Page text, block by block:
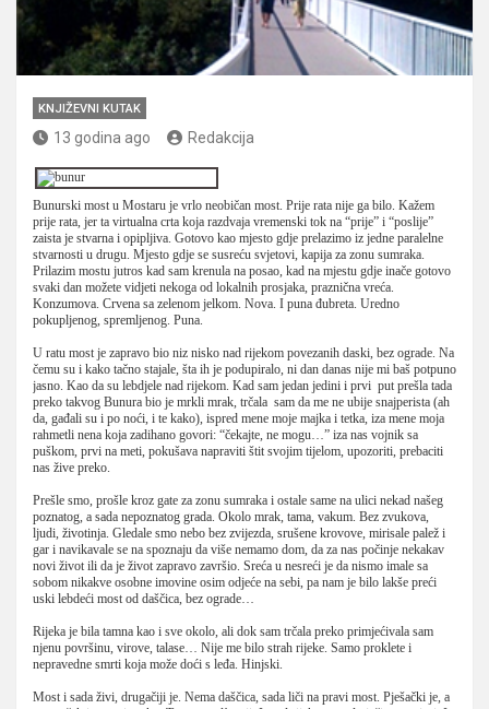
KNJIŽEVNI KUTAK
13 godina ago Redakcija
Bunurski most u Mostaru je vrlo neobičan most. Prije rata nije ga bilo. Kažem
prije rata, jer ta virtualna crta koja razdvaja vremenski tok na “prije” i “poslije”
zaista je stvarna i opipljiva. Gotovo kao mjesto gdje prelazimo iz jedne paralelne
stvarnosti u drugu. Mjesto gdje se susreću svjetovi, kapija za zonu sumraka.
Prilazim mostu jutros kad sam krenula na posao, kad na mjestu gdje inače gotovo
svaki dan možete vidjeti nekoga od lokalnih prosjaka, praznična vreća.
Konzumova. Crvena sa zelenom jelkom. Nova. I puna đubreta. Uredno
pokupljenog, spremljenog. Puna.
U ratu most je zapravo bio niz nisko nad rijekom povezanih daski, bez ograde. Na
čemu su i kako tačno stajale, šta ih je podupiralo, ni dan danas nije mi baš potpuno
jasno. Kao da su lebdjele nad rijekom. Kad sam jedan jedini i prvi put prešla tada
preko takvog Bunura bio je mrkli mrak, trčala sam da me ne ubije snajperista (ah
da, gađali su i po noći, i te kako), ispred mene moje majka i tetka, iza mene moja
rahmetli nena koja zadihano govori: “čekajte, ne mogu…” iza nas vojnik sa
puškom, prvi na meti, pokušava napraviti štit svojim tijelom, upozoriti, prebaciti
nas žive preko.
Prešle smo, prošle kroz gate za zonu sumraka i ostale same na ulici nekad našeg
poznatog, a sada nepoznatog grada. Okolo mrak, tama, vakum. Bez zvukova,
ljudi, životinja. Gledale smo nebo bez zvijezda, srušene krovove, mirisale palež i
gar i navikavale se na spoznaju da više nemamo dom, da za nas počinje nekakav
novi život ili da je život zapravo završio. Sreća u nesreći je da nismo imale sa
sobom nikakve osobne imovine osim odjeće na sebi, pa nam je bilo lakše preći
uski lebdeći most od daščica, bez ograde…
Rijeka je bila tamna kao i sve okolo, ali dok sam trčala preko primjećivala sam
njenu površinu, virove, talase… Nije me bilo strah rijeke. Samo proklete i
nepravedne smrti koja može doći s leđa. Hinjski.
Most i sada živi, drugačiji je. Nema daščica, sada liči na pravi most. Pješački je, a